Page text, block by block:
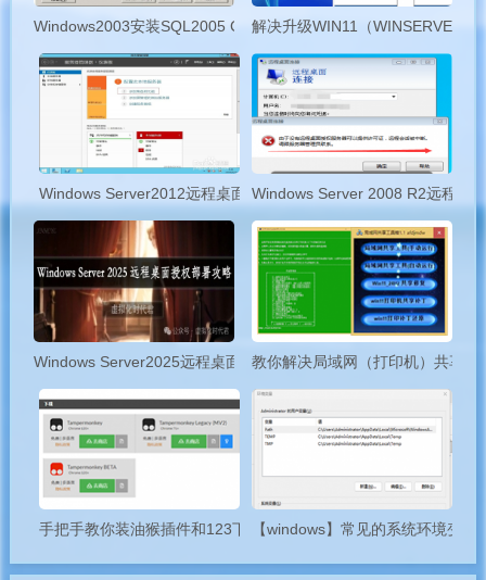
进系统后，安装过网卡官网驱动后，我们看网卡属性高级设置
里，有“关机网络唤醒”的设置，这个设置，默认也是开启的，只要
注意不要设置为关闭即可。然后机器关机。
板载 Realtek 8111x 系列的千兆网卡的主板，WOL 的实现中，
Windows10 下电源管理中，开启与关闭快速启动都不影响 WOL 的
Windows2003安装SQL2005 CD2闪退SQL2005 SP4补丁报错
解决升级WIN11（
Windows Server2012远程桌面服务配置和授权激活
Windows Server 2008 R2远程桌
Windows Server2025远程桌面服务配置和授权激活
教你解决局域网（打印机）共享问
手把手教你装油猴插件和123下载脚本！【windows】常见的系统环境变